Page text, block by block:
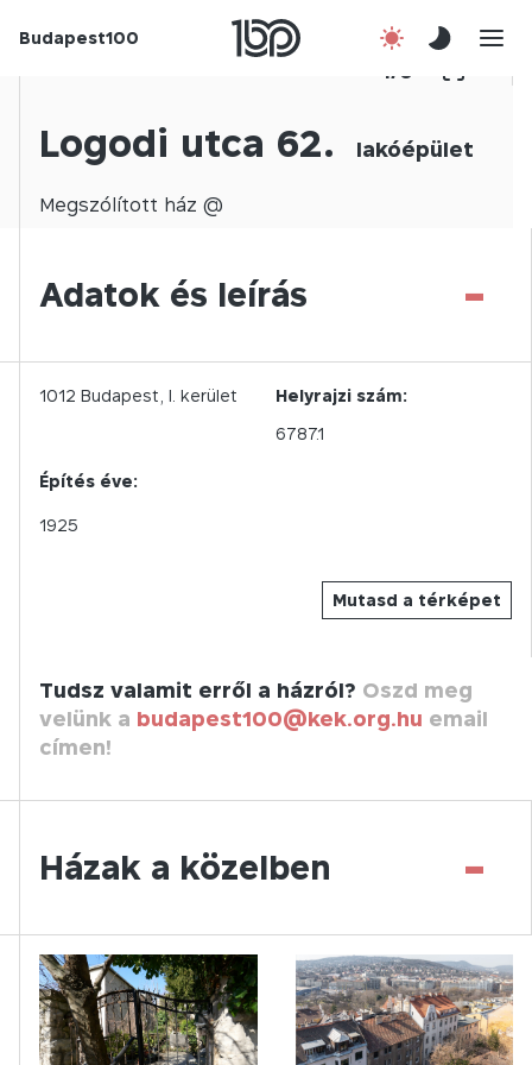
Budapest100
1/ 0
Logodi utca 62. lakóépület
Megszólított ház @
Adatok és leírás -
Mutasd a térképet
1012 Budapest, I. kerület
Helyrajzi szám:
6787.1
Építés éve:
1925
Tudsz valamit erről a házról? Oszd meg
velünk a budapest100@kek.org.hu email
címen!
Házak a közelben -